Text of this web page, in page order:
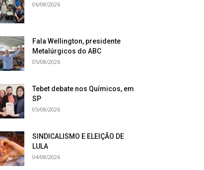
06/08/2026
Fala Wellington, presidente
Metalúrgicos do ABC
05/08/2026
Tebet debate nos Químicos, em
SP
05/08/2026
SINDICALISMO E ELEIÇÃO DE
LULA
04/08/2026